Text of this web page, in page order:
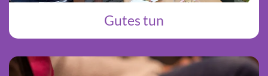
Gutes tun